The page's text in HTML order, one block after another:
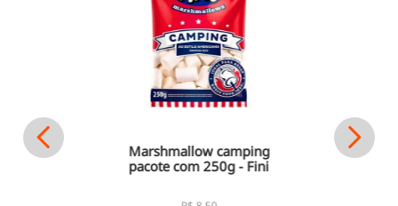
Marshmallow camping
pacote com 250g - Fini